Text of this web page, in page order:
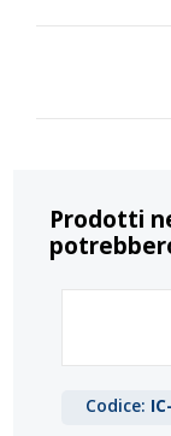
Prodotti
Codice: